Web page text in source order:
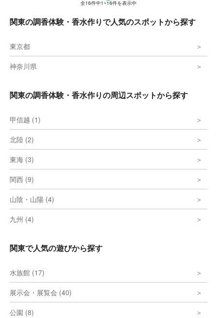
全16件中1~16件を表示中
関東の調香体験・香水作りで人気のスポットから探す
東京都
神奈川県
関東の調香体験・香水作りの周辺スポットから探す
甲信越 (1)
北陸 (2)
東海 (3)
関西 (9)
山陰・山陽 (4)
九州 (4)
関東で人気の遊びから探す
水族館 (17)
展示会・展覧会 (40)
公園 (8)